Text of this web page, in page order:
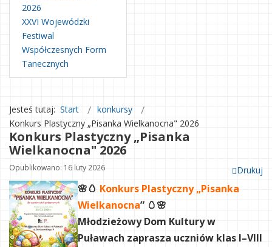
2026
XXVI Wojewódzki
Festiwal
Współczesnych Form
Tanecznych
Jesteś tutaj: Start
konkursy
Konkurs Plastyczny „Pisanka Wielkanocna" 2026
Konkurs Plastyczny „Pisanka
Wielkanocna" 2026
Drukuj
Opublikowano: 16 luty 2026
🌸🥚 Konkurs Plastyczny „Pisanka
Wielkanocna” 🥚🌸
Młodzieżowy Dom Kultury w
Puławach zaprasza uczniów klas I–VIII